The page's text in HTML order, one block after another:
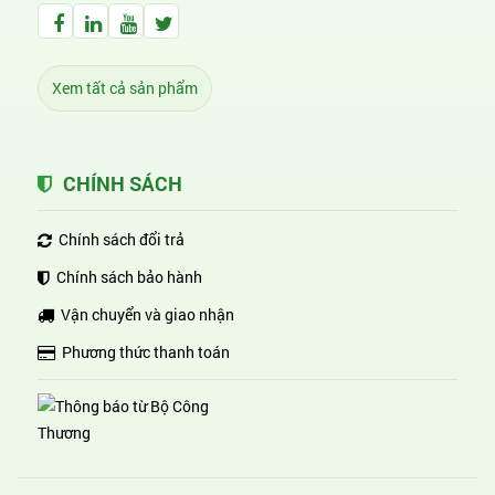
Facebook Huỳnh Gia Alpha
LinkedIn Huỳnh Gia Alpha
YouTube Huỳnh Gia Alpha
Twitter Huỳnh Gia Alpha
Xem tất cả sản phẩm
CHÍNH SÁCH
Chính sách đổi trả
Chính sách bảo hành
Vận chuyển và giao nhận
Phương thức thanh toán